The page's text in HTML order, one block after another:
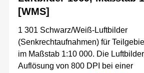
[WMS]
1 301 Schwarz/Weiß-Luftbilder
(Senkrechtaufnahmen) für
im Maßstab 1:10 000. Die
Auflösung von 800 DPI bei einer